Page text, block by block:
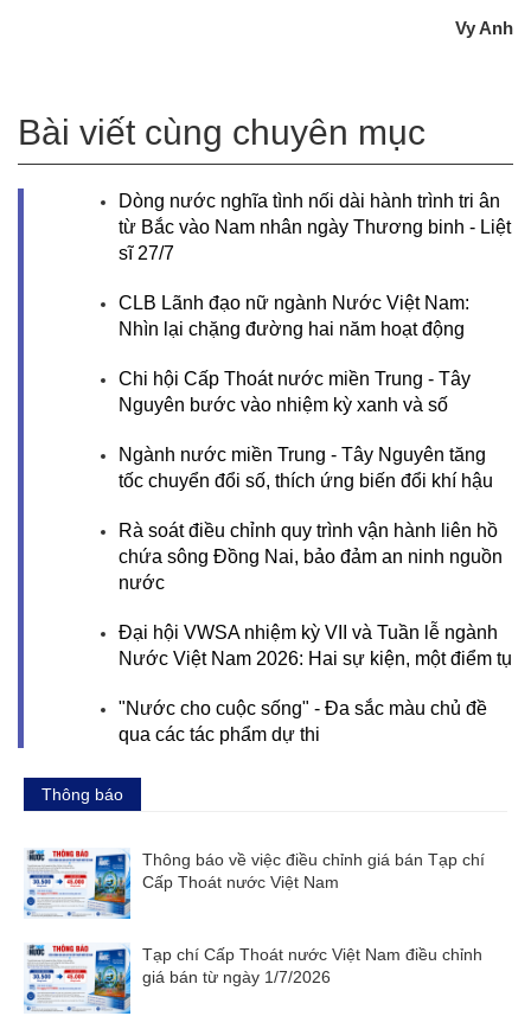
Vy Anh
Bài viết cùng chuyên mục
Dòng nước nghĩa tình nối dài hành trình tri ân
từ Bắc vào Nam nhân ngày Thương binh - Liệt
sĩ 27/7
CLB Lãnh đạo nữ ngành Nước Việt Nam:
Nhìn lại chặng đường hai năm hoạt động
Chi hội Cấp Thoát nước miền Trung - Tây
Nguyên bước vào nhiệm kỳ xanh và số
Ngành nước miền Trung - Tây Nguyên tăng
tốc chuyển đổi số, thích ứng biến đổi khí hậu
Rà soát điều chỉnh quy trình vận hành liên hồ
chứa sông Đồng Nai, bảo đảm an ninh nguồn
nước
Đại hội VWSA nhiệm kỳ VII và Tuần lễ ngành
Nước Việt Nam 2026: Hai sự kiện, một điểm tụ
"Nước cho cuộc sống" - Đa sắc màu chủ đề
qua các tác phẩm dự thi
Thông báo
Thông báo về việc điều chỉnh giá bán Tạp chí
Cấp Thoát nước Việt Nam
Tạp chí Cấp Thoát nước Việt Nam điều chỉnh
giá bán từ ngày 1/7/2026